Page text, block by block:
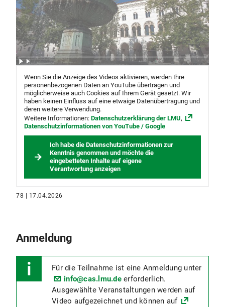
Wenn Sie die Anzeige des Videos aktivieren, werden Ihre
personenbezogenen Daten an YouTube übertragen und
möglicherweise auch Cookies auf Ihrem Gerät gesetzt. Wir
haben keinen Einfluss auf eine etwaige Datenübertragung und
deren weitere Verwendung.
Weitere Informationen: Datenschutzerklärung der LMU,
Datenschutzinformationen von YouTube / Google
Ich habe die Datenschutzinformationen zur
Kenntnis genommen und möchte die
eingebetteten Inhalte auf eigene
Verantwortung anzeigen
78 | 17.04.2026
Anmeldung
Für die Teilnahme ist eine Anmeldung unter
info@cas.lmu.deerforderlich.
Ausgewählte Veranstaltungen werden auf
Video aufgezeichnet und können auf